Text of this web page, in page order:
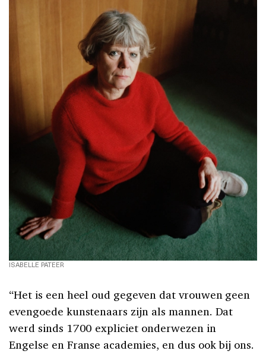
ISABELLE PATEER
“Het is een heel oud gegeven dat vrouwen geen
evengoede kunstenaars zijn als mannen. Dat
werd sinds 1700 expliciet onderwezen in
Engelse en Franse academies, en dus ook bij ons.